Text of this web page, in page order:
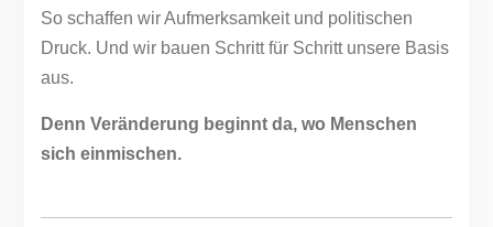
So schaffen wir Aufmerksamkeit und politischen
Druck. Und wir bauen Schritt für Schritt unsere Basis
aus.
Denn Veränderung beginnt da, wo Menschen
sich einmischen.